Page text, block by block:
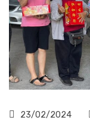
23/02/2024